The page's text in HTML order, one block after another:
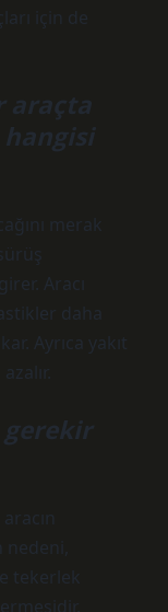
için de
araçta
merak
Aracı
daha
Ayrıca yakıt
gerekir
tekerlek